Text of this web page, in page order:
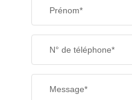
Prénom*
N° de téléphone*
Message*